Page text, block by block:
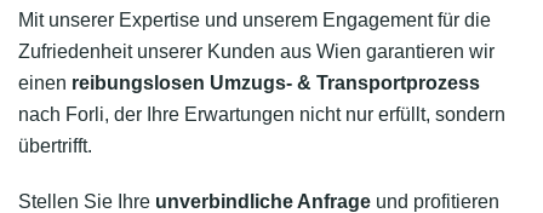
Mit unserer Expertise und unserem Engagement für die
Zufriedenheit unserer Kunden aus Wien garantieren wir
einen reibungslosen Umzugs- & Transportprozess
nach Forli, der Ihre Erwartungen nicht nur erfüllt, sondern
übertrifft.
Stellen Sie Ihre unverbindliche Anfrage und profitieren